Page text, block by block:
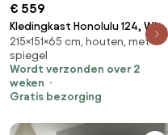
€ 559
Kledingkast Honolulu 124, Wit,
215x151x65cm, 139 kg,
Kledingkast deuren: Schuivend,
Aantal planken: 4, Aantal
planken: 4
215×151×65 cm, houten, met
spiegel
Wordt verzonden over 2
weken
Gratis bezorging